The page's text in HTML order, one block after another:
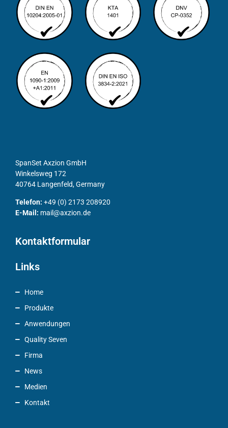
SpanSet Axzion GmbH
Winkelsweg 172
40764 Langenfeld, Germany
Telefon: +49 (0) 2173 208920
E-Mail: mail@axzion.de
Kontaktformular
Links
Home
Produkte
Anwendungen
Quality Seven
Firma
News
Medien
Kontakt